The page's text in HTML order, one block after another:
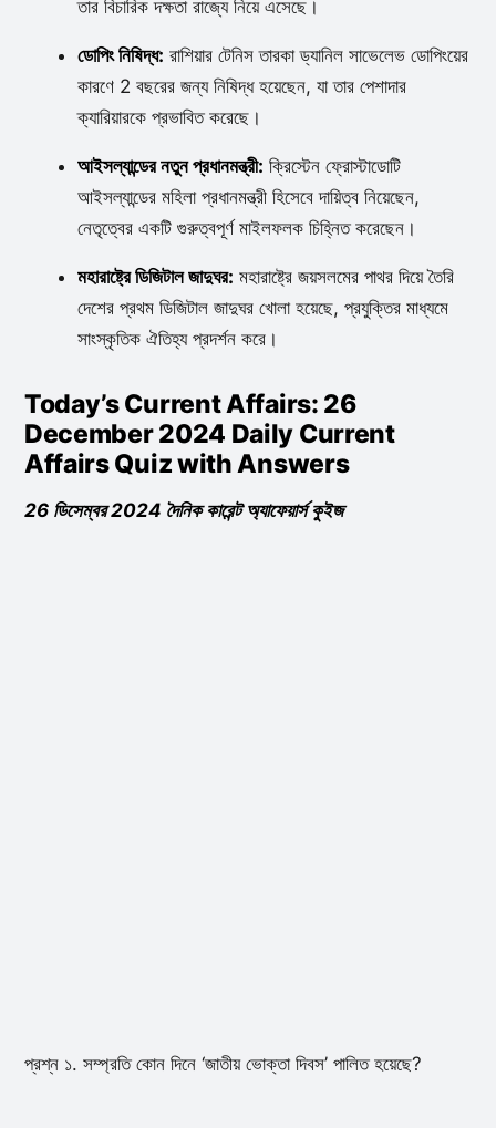
তার বিচারিক দক্ষতা রাজ্যে নিয়ে এসেছে।
ডোপিং নিষিদ্ধ: রাশিয়ার টেনিস তারকা ড্যানিল সাভেলেভ ডোপিংয়ের
কারণে 2 বছরের জন্য নিষিদ্ধ হয়েছেন, যা তার পেশাদার
ক্যারিয়ারকে প্রভাবিত করেছে।
আইসল্যান্ডের নতুন প্রধানমন্ত্রী: ক্রিস্টেন ফ্রোস্টাডোটি
আইসল্যান্ডের মহিলা প্রধানমন্ত্রী হিসেবে দায়িত্ব নিয়েছেন,
নেতৃত্বের একটি গুরুত্বপূর্ণ মাইলফলক চিহ্নিত করেছেন।
মহারাষ্ট্রে ডিজিটাল জাদুঘর: মহারাষ্ট্রে জয়সলমের পাথর দিয়ে তৈরি
দেশের প্রথম ডিজিটাল জাদুঘর খোলা হয়েছে, প্রযুক্তির মাধ্যমে
সাংস্কৃতিক ঐতিহ্য প্রদর্শন করে।
Today’s Current Affairs: 26
December 2024 Daily Current
Affairs Quiz with Answers
26 ডিসেম্বর 2024 দৈনিক কারেন্ট অ্যাফেয়ার্স কুইজ
প্রশ্ন ১. সম্প্রতি কোন দিনে ‘জাতীয় ভোক্তা দিবস’ পালিত হয়েছে?